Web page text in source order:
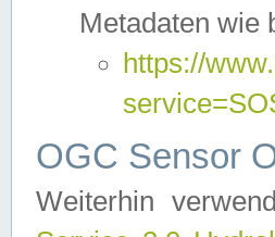
Metadaten wie
https://
OGC Sensor
Weiterhin